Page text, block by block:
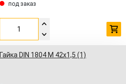
под заказ
Гайка DIN 1804 M 42x1,5 (1)